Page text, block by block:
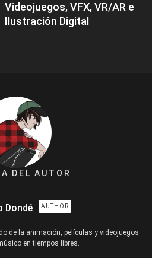
Videojuegos, VFX, VR/AR e
Ilustración Digital
DEL AUTOR
Dondé AUTHOR
de la animación, películas y videojuegos.
en tiempos libres.